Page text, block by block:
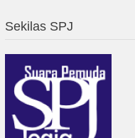
Sekilas SPJ